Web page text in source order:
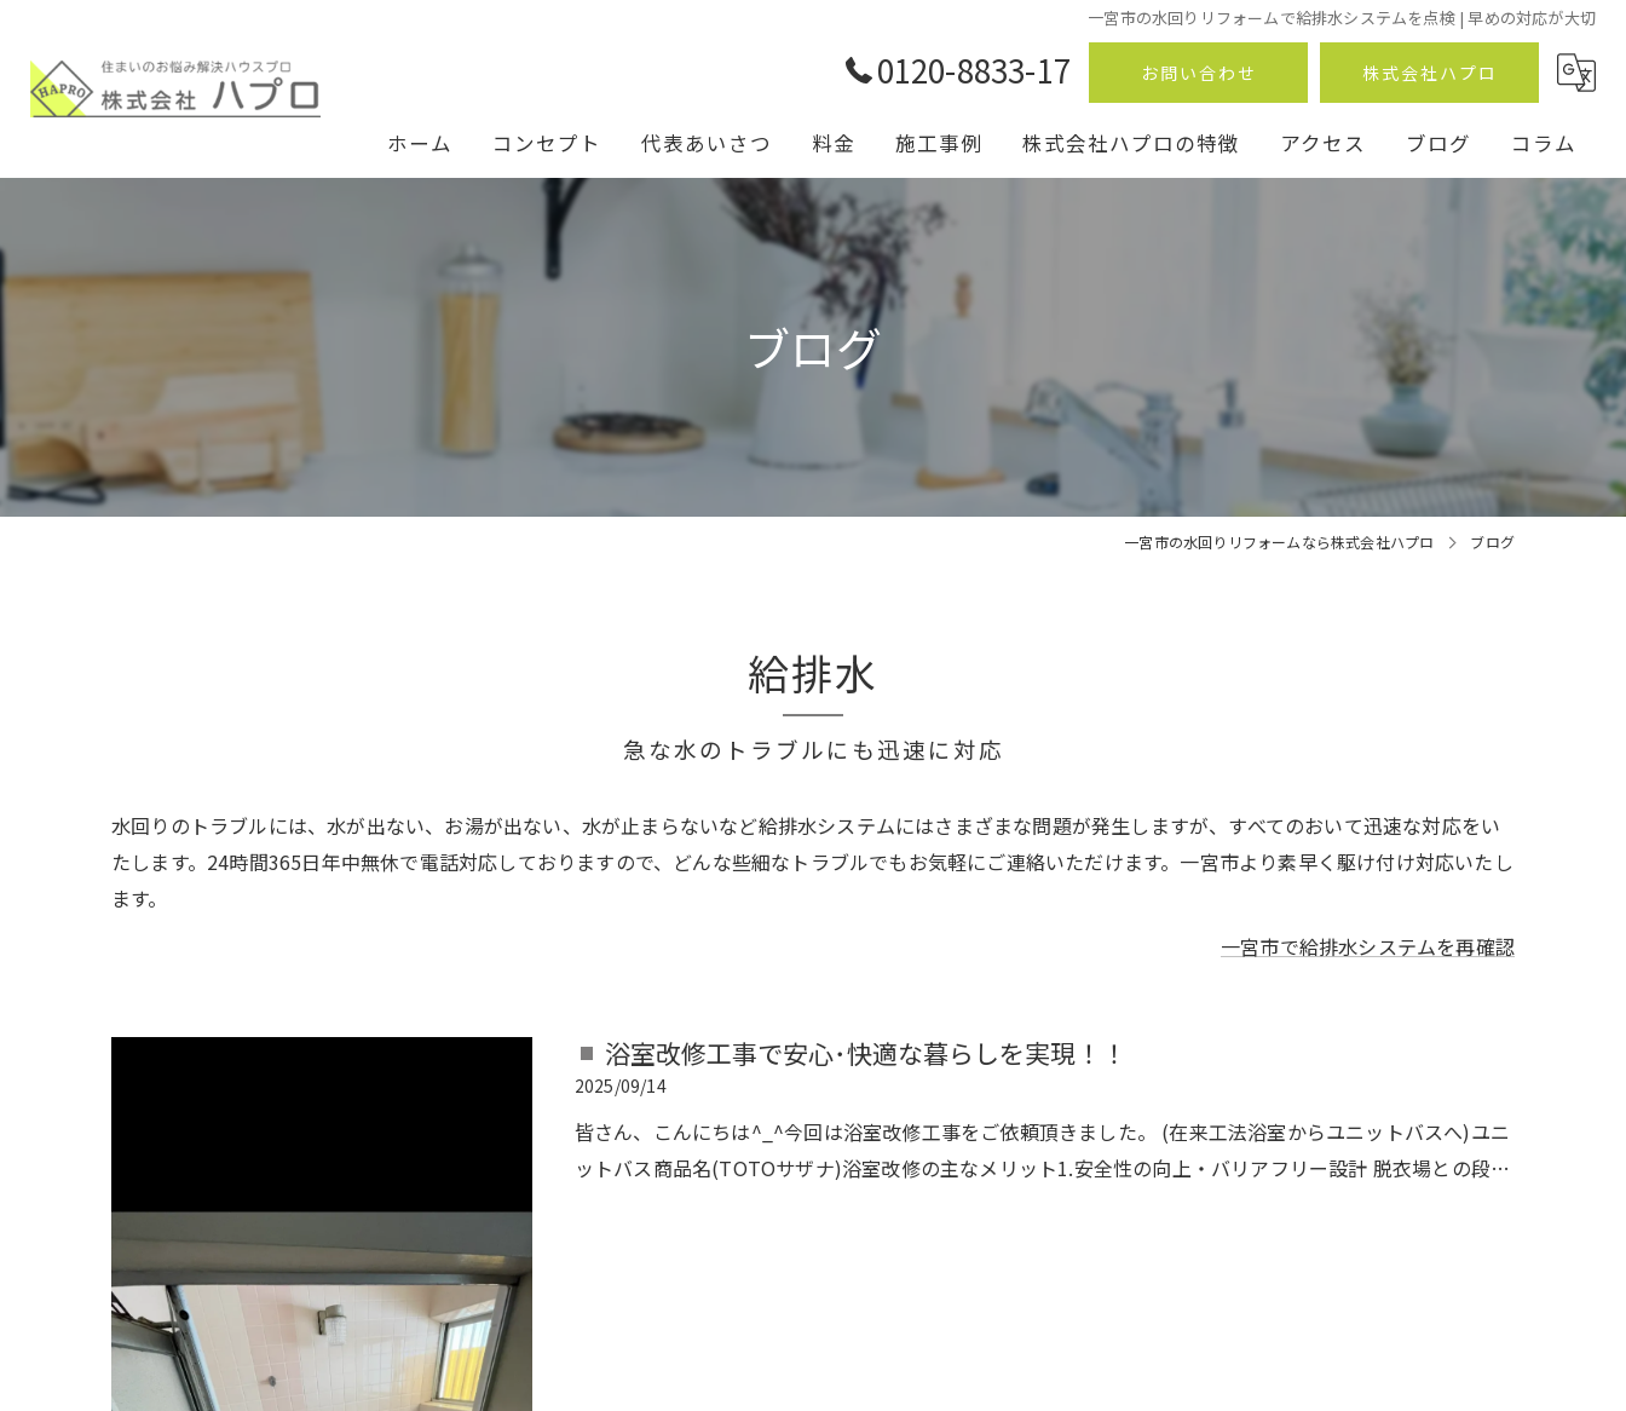
一宮市の水回りリフォームで給排水システムを点検 | 早めの対応が大切
0120-8833-17 お問い合わせ 株式会社ハプロ
ホーム コンセプト 代表あいさつ 料金 施工事例 株式会社ハプロの特徴
給排水
アクセス ブログ コラム
ブログ
一宮市の水回りリフォームなら株式会社ハプロ ブログ
給排水
急な水のトラブルにも迅速に対応
水回りのトラブルには、水が出ない、お湯が出ない、水が止まらないなど給排水システムにはさまざまな問題が発生しますが、すべてのおいて迅速な対応をい
たします。24時間365日年中無休で電話対応しておりますので、どんな些細なトラブルでもお気軽にご連絡いただけます。一宮市より素早く駆け付け対応いたし
ます。
一宮市で給排水システムを再確認
浴室改修工事で安心･快適な暮らしを実現！！
2025/09/14
皆さん、こんにちは^_^今回は浴室改修工事をご依頼頂きました。 (在来工法浴室からユニットバスへ)ユニ
ットバス商品名(TOTOサザナ)浴室改修の主なメリット1.安全性の向上・バリアフリー設計 脱衣場との段…